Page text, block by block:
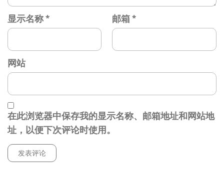
显示名称* 邮箱*
网站
在此浏览器中保存我的显示名称、邮箱地址和网站地
址，以便下次评论时使用。